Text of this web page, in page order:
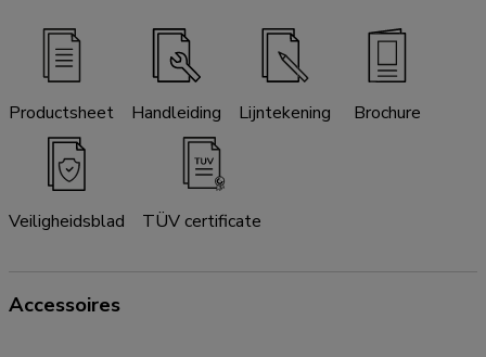
Productsheet Handleiding Lijntekening Brochure
Veiligheidsblad TÜV certificate
Accessoires